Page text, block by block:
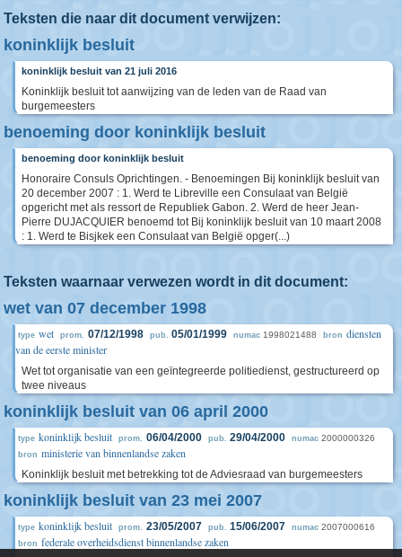
Teksten die naar dit document verwijzen:
koninklijk besluit
koninklijk besluit van 21 juli 2016
Koninklijk besluit tot aanwijzing van de leden van de Raad van
burgemeesters
benoeming door koninklijk besluit
benoeming door koninklijk besluit
Honoraire Consuls Oprichtingen. - Benoemingen Bij koninklijk besluit van
20 december 2007 : 1. Werd te Libreville een Consulaat van België
opgericht met als ressort de Republiek Gabon. 2. Werd de heer Jean-
Pierre DUJACQUIER benoemd tot Bij koninklijk besluit van 10 maart 2008
: 1. Werd te Bisjkek een Consulaat van België opger(...)
Teksten waarnaar verwezen wordt in dit document:
wet van 07 december 1998
type wet prom. 07/12/1998 pub. 05/01/1999 numac 1998021488 bron diensten
van de eerste minister
Wet tot organisatie van een geïntegreerde politiedienst, gestructureerd op
twee niveaus
koninklijk besluit van 06 april 2000
type koninklijk besluit prom. 06/04/2000 pub. 29/04/2000 numac 2000000326
bron ministerie van binnenlandse zaken
Koninklijk besluit met betrekking tot de Adviesraad van burgemeesters
koninklijk besluit van 23 mei 2007
type koninklijk besluit prom. 23/05/2007 pub. 15/06/2007 numac 2007000616
bron federale overheidsdienst binnenlandse zaken